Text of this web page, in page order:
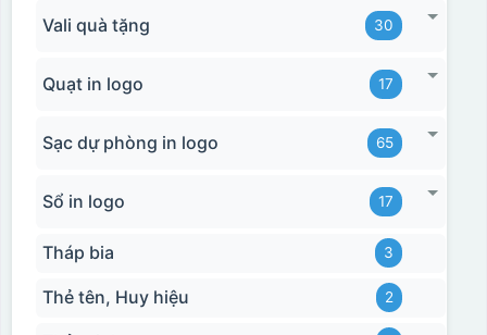
Vali quà tặng 30
Quạt in logo 17
Sạc dự phòng in logo 65
Sổ in logo 17
Tháp bia 3
Thẻ tên, Huy hiệu 2